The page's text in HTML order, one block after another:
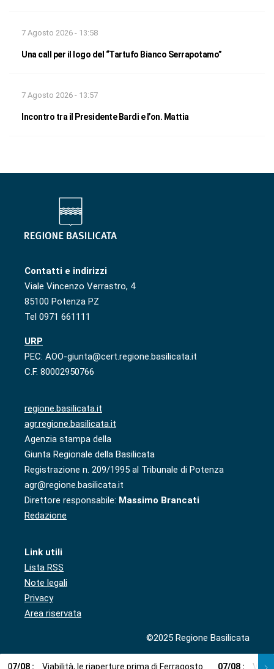
7 Agosto 2026 - 13:58
Una call per il logo del “Tartufo Bianco Serrapotamo”
7 Agosto 2026 - 13:57
Incontro tra il Presidente Bardi e l’on. Mattia
Contatti e indirizzi
Viale Vincenzo Verrastro, 4
85100 Potenza PZ
Tel 0971 661111
URP
PEC: AOO-giunta@cert.regione.basilicata.it
C.F. 80002950766
regione.basilicata.it
agr.regione.basilicata.it
Agenzia stampa della
Giunta Regionale della Basilicata
Registrazione n. 209/1995 al Tribunale di Potenza
agr@regione.basilicata.it
Direttore responsabile: Massimo Brancati
Redazione
Link utili
Lista RSS
Note legali
Privacy
Area riservata
©2025 Regione Basilicata
07/08 : Viabilità, le riaperture prima di Ferragosto 07/08 : Via